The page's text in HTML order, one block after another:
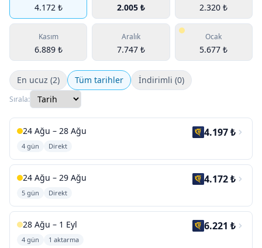
4.172 ₺ 2.005 ₺ 2.320 ₺
Kasım
6.889 ₺
Aralık
7.747 ₺
Ocak
5.677 ₺
En ucuz (2) Tüm tarihler İndirimli (0)
Sırala:
24 Ağu – 28 Ağu
4 gün Direkt
4.197 ₺
24 Ağu – 29 Ağu
5 gün Direkt
4.172 ₺
28 Ağu – 1 Eyl
4 gün 1 aktarma
6.221 ₺